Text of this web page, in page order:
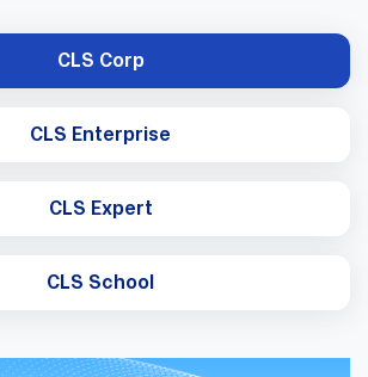
CLS Corp
CLS Enterprise
CLS Expert
CLS School